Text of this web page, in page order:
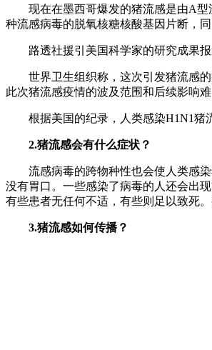
现在在墨西哥爆发的猪流感是由A
种流感病毒的脱氧核糖核酸基因片断，
路透社援引美国科学家的研究成果
世界卫生组织称，这次引发猪流感
此次猪流感疫情的波及范围和后续影响
根据美国的纪录，人类感染H1N1猪
2.猪流感会有什么症状？
流感病毒的跨物种性也会使人类感
没有胃口。一些感染了病毒的人还会出
有些患者无任何不适，有些则足以致死
3.猪流感如何传播？